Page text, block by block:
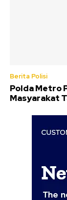
Berita Polisi
Polda Metro
Masyarakat